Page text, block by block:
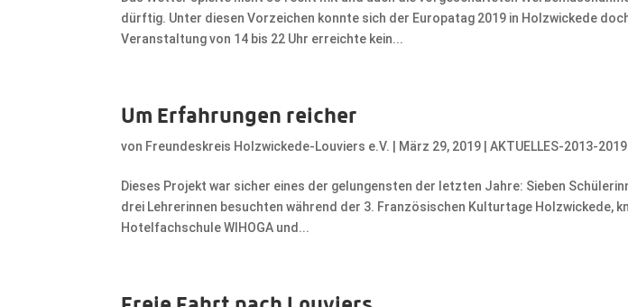
dürftig. Unter diesen Vorzeichen konnte sich der Europatag 2019 in Holzwickede
Veranstaltung von 14 bis 22 Uhr erreichte kein...
Um Erfahrungen reicher
von Freundeskreis Holzwickede-Louviers e.V. März 29, 2019 |AKTUELLES-2013-2019
Dieses Projekt war sicher eines der gelungensten der letzten Jahre: Sieben
drei Lehrerinnen besuchten während der 3. Französischen Kulturtage Holzwickede,
Hotelfachschule WIHOGA und...